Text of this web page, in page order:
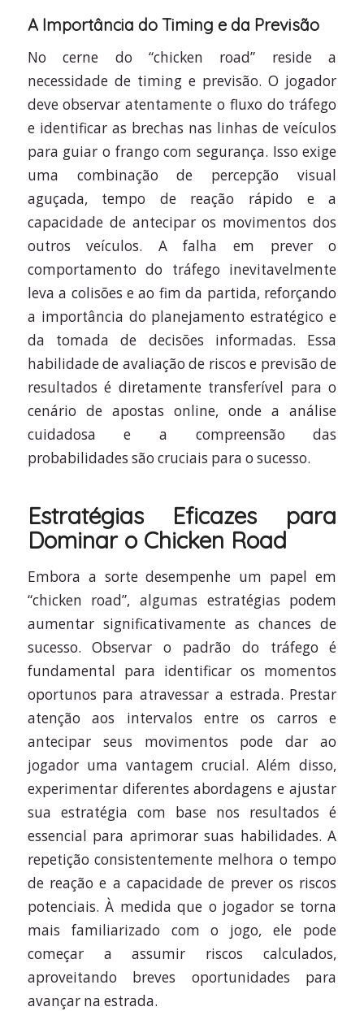
A Importância do Timing e da Previsão
No cerne do “chicken road” reside a
necessidade de timing e previsão. O jogador
deve observar atentamente o fluxo do tráfego
e identificar as brechas nas linhas de veículos
para guiar o frango com segurança. Isso exige
uma combinação de percepção visual
aguçada, tempo de reação rápido e a
capacidade de antecipar os movimentos dos
outros veículos. A falha em prever o
comportamento do tráfego inevitavelmente
leva a colisões e ao fim da partida, reforçando
a importância do planejamento estratégico e
da tomada de decisões informadas. Essa
habilidade de avaliação de riscos e previsão de
resultados é diretamente transferível para o
cenário de apostas online, onde a análise
cuidadosa e a compreensão das
probabilidades são cruciais para o sucesso.
Estratégias Eficazes para
Dominar o Chicken Road
Embora a sorte desempenhe um papel em
“chicken road”, algumas estratégias podem
aumentar significativamente as chances de
sucesso. Observar o padrão do tráfego é
fundamental para identificar os momentos
oportunos para atravessar a estrada. Prestar
atenção aos intervalos entre os carros e
antecipar seus movimentos pode dar ao
jogador uma vantagem crucial. Além disso,
experimentar diferentes abordagens e ajustar
sua estratégia com base nos resultados é
essencial para aprimorar suas habilidades. A
repetição consistentemente melhora o tempo
de reação e a capacidade de prever os riscos
potenciais. À medida que o jogador se torna
mais familiarizado com o jogo, ele pode
começar a assumir riscos calculados,
aproveitando breves oportunidades para
avançar na estrada.